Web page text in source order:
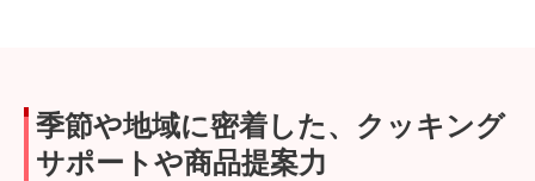
季節や地域に密着した、クッキング
サポートや商品提案力